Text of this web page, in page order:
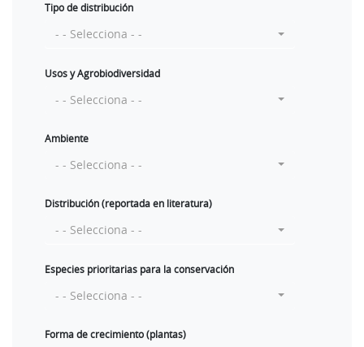
Tipo de distribución
- - Selecciona - -
Usos y Agrobiodiversidad
- - Selecciona - -
Ambiente
- - Selecciona - -
Distribución (reportada en literatura)
- - Selecciona - -
Especies prioritarias para la conservación
- - Selecciona - -
Forma de crecimiento (plantas)